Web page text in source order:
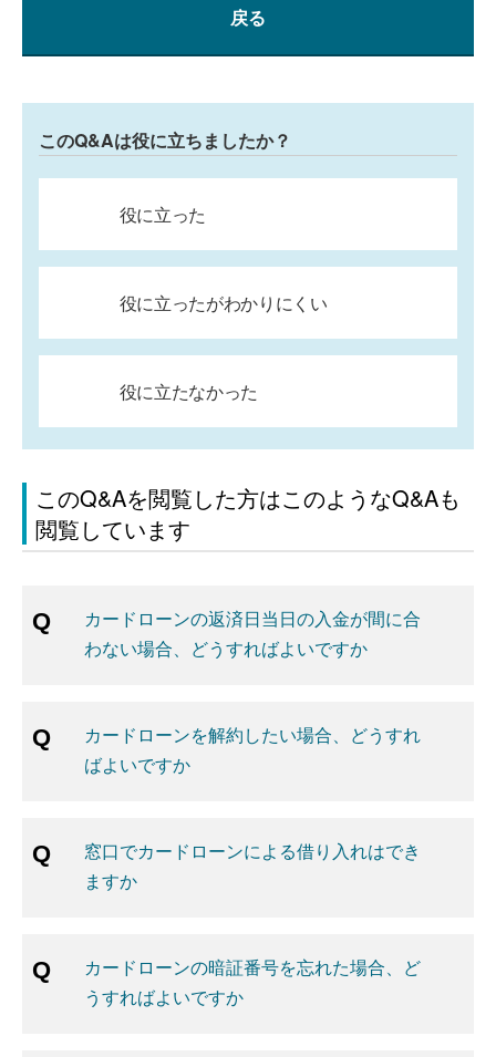
戻る
このQ&Aは役に立ちましたか？
役に立った
役に立ったがわかりにくい
役に立たなかった
このQ&Aを閲覧した方はこのようなQ&Aも
閲覧しています
カードローンの返済日当日の入金が間に合
わない場合、どうすればよいですか
カードローンを解約したい場合、どうすれ
ばよいですか
窓口でカードローンによる借り入れはでき
ますか
カードローンの暗証番号を忘れた場合、ど
うすればよいですか